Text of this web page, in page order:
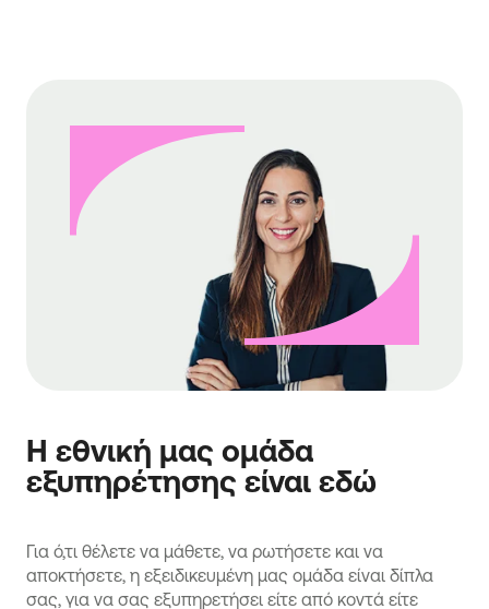
Η εθνική μας ομάδα
εξυπηρέτησης είναι εδώ
Για ό,τι θέλετε να μάθετε, να ρωτήσετε και να
αποκτήσετε, η εξειδικευμένη μας ομάδα είναι δίπλα
σας, για να σας εξυπηρετήσει είτε από κοντά είτε